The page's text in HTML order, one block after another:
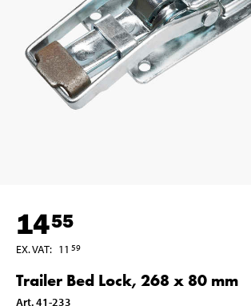
1455
EX. VAT: 11 59
Trailer Bed Lock, 268 x 80 mm
Art.41-233